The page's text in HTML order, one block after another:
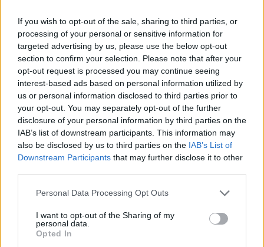
If you wish to opt-out of the sale, sharing to third parties, or
processing of your personal or sensitive information for
targeted advertising by us, please use the below opt-out
section to confirm your selection. Please note that after your
opt-out request is processed you may continue seeing
interest-based ads based on personal information utilized by
us or personal information disclosed to third parties prior to
your opt-out. You may separately opt-out of the further
disclosure of your personal information by third parties on the
IAB’s list of downstream participants. This information may
also be disclosed by us to third parties on the IAB’s List of
Downstream Participants that may further disclose it to other
Personal Data Processing Opt Outs
I want to opt-out of the Sharing of my
personal data.
Opted In
introducir demasiados cambios en la lista de convocados.